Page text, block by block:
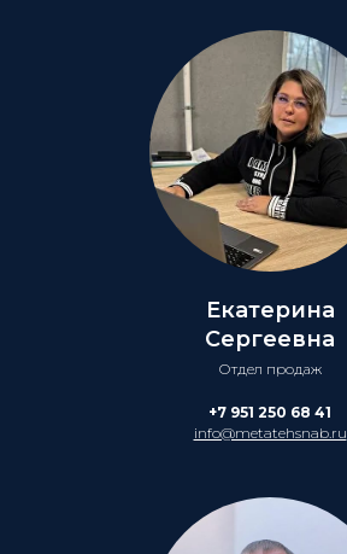
Екатерина
Сергеевна
Отдел продаж
+7 951 250 68 41
info@metatehsnab.ru